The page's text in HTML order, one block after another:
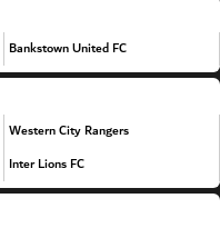
Bankstown United FC
Western City Rangers
Inter Lions FC